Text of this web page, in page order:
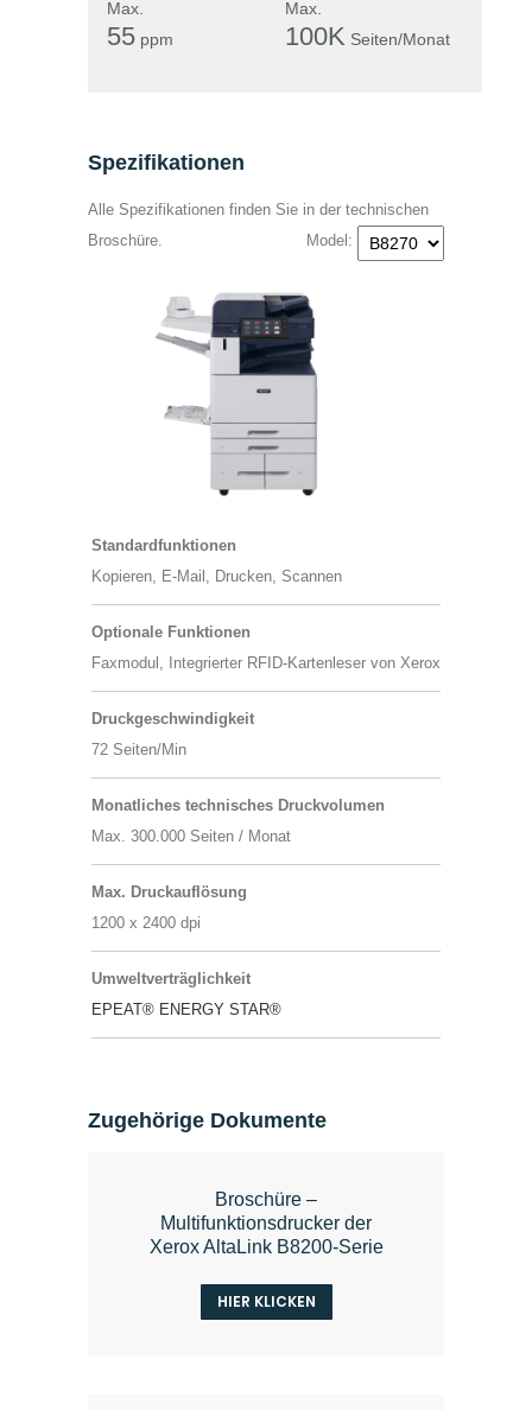
lasse
lasse
Ja, ich habe die
Datenschutzerklärung zur Kenntnis
genommen und bin damit einverstanden,
dass die von mir angegebenen Daten
elektronisch erhoben und gespeichert
werden. Meine Daten werden dabei nur
streng zweckgebunden zur Bearbeitung
Verarbeitung einverstanden.
Datenschutzerklärung anzeigen
Max.
55 ppm
Max.
100K Seiten/Monat
Spezifikationen
Alle Spezifikationen finden Sie in der technischen
Broschüre.
Model:
Standard​funktionen
Kopieren, E-Mail, Drucken, Scannen
Optionale Funktionen
Faxmodul, Integrierter RFID-Kartenleser von Xerox
Druckgeschwindigkeit
72 Seiten/Min
Monatliches technisches Druckvolumen
Max. 300.000 Seiten / Monat
Max. Druckauflösung
1200 x 2400 dpi
Umweltverträglichkeit
EPEAT® ENERGY STAR®
Zugehörige Dokumente
Broschüre –
Multifunktionsdrucker der
Xerox AltaLink B8200-Serie
HIER KLICKEN